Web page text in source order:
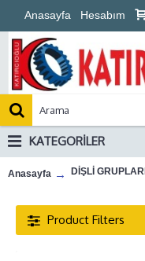
Anasayfa Hesabım
KATEGORILER
Anasayfa DİŞLİ GRUPLARI
Product Filters